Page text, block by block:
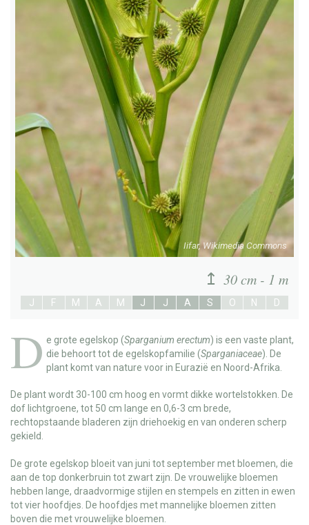
Iifar, Wikimedia Commons
30 cm - 1 m
J F M A M J J A S O N D
D e grote egelskop (Sparganium erectum) is een vaste plant,
die behoort tot de egelskopfamilie (Sparganiaceae). De
plant komt van nature voor in Eurazië en Noord-Afrika.
De plant wordt 30-100 cm hoog en vormt dikke wortelstokken. De
dof lichtgroene, tot 50 cm lange en 0,6-3 cm brede,
rechtopstaande bladeren zijn driehoekig en van onderen scherp
gekield.
De grote egelskop bloeit van juni tot september met bloemen, die
aan de top donkerbruin tot zwart zijn. De vrouwelijke bloemen
hebben lange, draadvormige stijlen en stempels en zitten in ewen
tot vier hoofdjes. De hoofdjes met mannelijke bloemen zitten
boven die met vrouwelijke bloemen.